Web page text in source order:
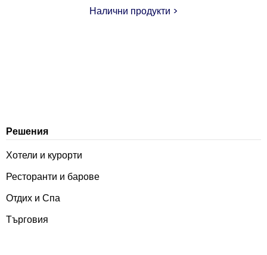
Налични продукти >
Решения
Хотели и курорти
Ресторанти и барове
Отдих и Спа
Търговия